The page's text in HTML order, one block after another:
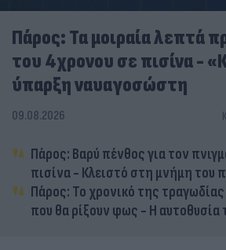
Πάρος: Τα μοιραία λεπτά
του 4χρονου σε πισίνα -
ύπαρξη ναυαγοσώστη
09.08.2026
Πάρος: Βαρύ πένθος για τον
πισίνα - Κλειστό στη μνήμη του
Πάρος: Το χρονικό της τραγωδίας
που θα ρίξουν φως - Η αυτοθυσία